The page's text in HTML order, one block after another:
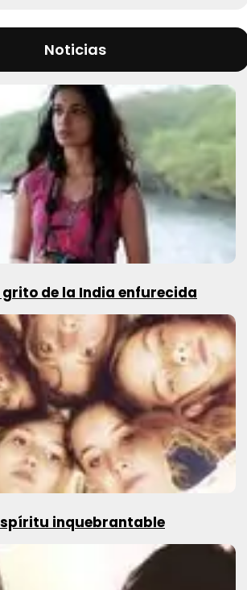
Noticias
grito de la India enfurecida
inquebrantable